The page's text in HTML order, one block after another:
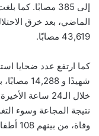
43,619 مصابًا.
وفاة، من بينهم 108 أطفال.